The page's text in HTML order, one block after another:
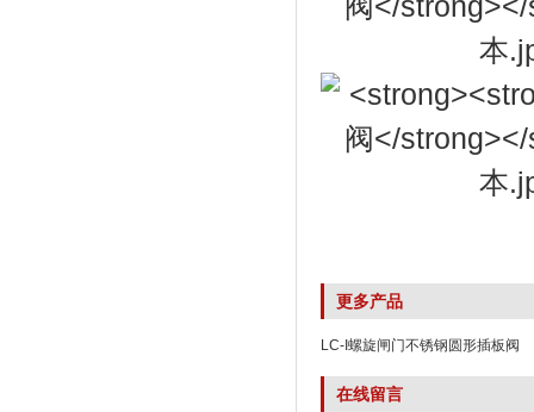
更多产品
LC-I螺旋闸门不锈钢圆形插板阀
在线留言